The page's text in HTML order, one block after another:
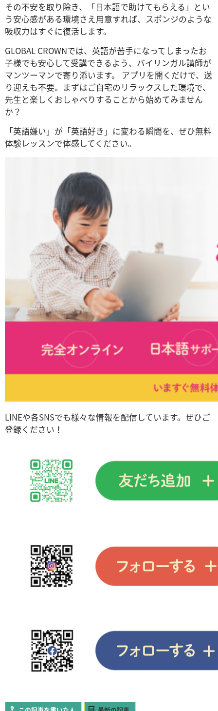
その不安を取り除き、「日本語で助けてもらえる」とい
う安心感がある環境さえ用意すれば、スポンジのような
吸収力はすぐに復活します。
GLOBAL CROWNでは、英語が苦手になってしまったお
子様でも安心して受講できるよう、バイリンガル講師が
マンツーマンで寄り添います。 アプリを開くだけで、送
り迎えも不要。まずはご自宅のリラックスした環境で、
先生と楽しくおしゃべりすることから始めてみません
か？
「英語嫌い」が「英語好き」に変わる瞬間を、ぜひ無料
体験レッスンで体感してください。
LINEや各SNSでも様々な情報を配信しています。ぜひご
登録ください！